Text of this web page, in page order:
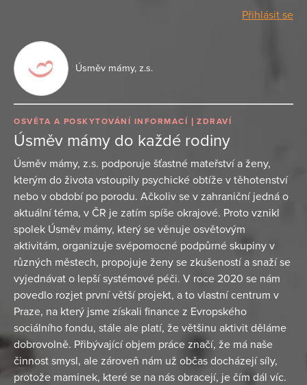
Přihlásit se
Úsměv mámy, z.s.
OSVĚTA A POSKYTOVÁNÍ INFORMACÍ ZDRAVÍ
Úsměv mámy do každé rodiny
Úsměv mámy, z.s. podporuje šťastné mateřství a ženy,
kterým do života vstoupily psychické obtíže v těhotenství
nebo v období po porodu. Ačkoliv se v zahraniční jedná o
aktuální téma, v ČR je zatím spíše okrajové. Proto vznikl
spolek Úsměv mámy, který se věnuje osvětovým
aktivitám, organizuje svépomocné podpůrné skupiny v
různých městech, propojuje ženy se zkušeností a snaží se
vyjednávat o lepší systémové péči. V roce 2020 se nám
povedlo rozjet první větší projekt, a to vlastní centrum v
Praze, na který jsme získali finance z Evropského
sociálního fondu, stále ale platí, že většinu aktivit děláme
dobrovolně. Přibývající objem práce značí, že má naše
činnost smysl, ale zároveň nám už občas docházejí síly,
protože maminek, které se na nás obracejí, je čím dál víc.